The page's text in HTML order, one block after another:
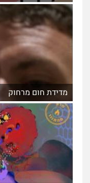
מדידת חום מרחוק